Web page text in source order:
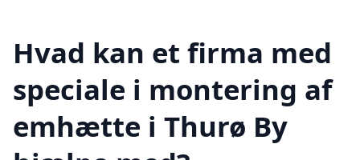
Hvad kan et firma med
speciale i montering af
emhætte i Thurø By